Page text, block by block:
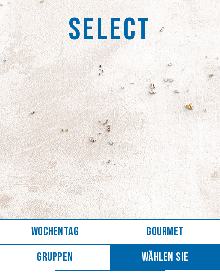
SELECT
Wochentag
Gourmet
Gruppen
Wählen Sie